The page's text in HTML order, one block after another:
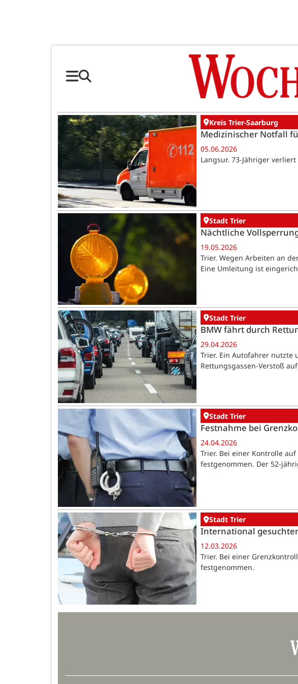
Kreis Trier-Saarburg
Medizinischer Notfall
05.06.2026
Langsur. 73-Jähriger
Stadt Trier
Nächtliche
19.05.2026
Trier. Wegen Arbeiten an
Eine Umleitung ist
Stadt Trier
BMW fährt durch
29.04.2026
Trier. Ein Autofahrer nutzte
Rettungsgassen-Verstoß
Stadt Trier
Festnahme bei
24.04.2026
Trier. Bei einer Kontrolle
festgenommen. Der 52-
Stadt Trier
International
12.03.2026
Trier. Bei einer
festgenommen.